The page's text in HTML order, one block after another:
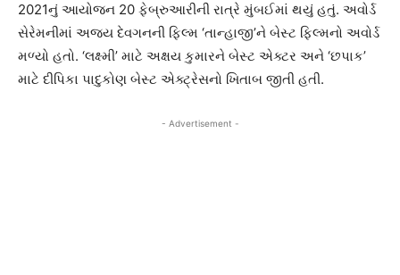
2021નું આયોજન 20 ફેબ્રુઆરીની રાત્રે મુંબઈમાં થયું હતું. અવોર્ડ
સેરેમનીમાં અજય દેવગનની ફિલ્મ ‘તાન્હાજી’ને બેસ્ટ ફિલ્મનો અવોર્ડ
મળ્યો હતો. ‘લક્ષ્મી’ માટે અક્ષય કુમારને બેસ્ટ એક્ટર અને ‘છપાક’
માટે દીપિકા પાદુકોણ બેસ્ટ એક્ટ્રેસનો ખિતાબ જીતી હતી.
- Advertisement -